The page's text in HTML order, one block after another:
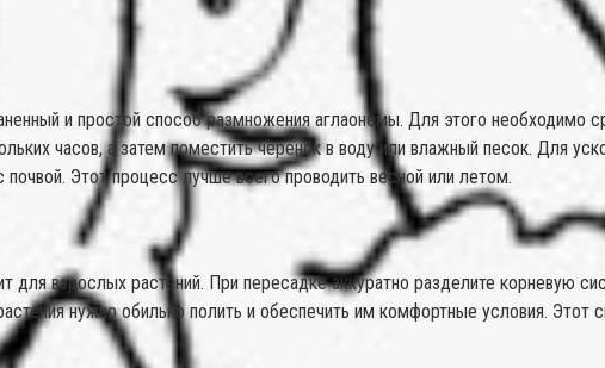
и простой способ размножения аглаонемы. Для этого необходимо
часов, а затем поместить черенок в воду или влажный песок. Для
Этот процесс лучше всего проводить весной или летом.
для взрослых растений. При пересадке аккуратно разделите корневую
нужно обильно полить и обеспечить им комфортные условия. Этот